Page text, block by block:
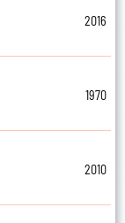
2016
1970
2010